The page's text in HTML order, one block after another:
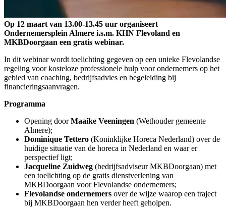
Op 12 maart van 13.00-13.45 uur organiseert
Ondernemersplein Almere i.s.m. KHN Flevoland en
MKBDoorgaan een gratis webinar.
In dit webinar wordt toelichting gegeven op een unieke Flevolandse
regeling voor kosteloze professionele hulp voor ondernemers op het
gebied van coaching, bedrijfsadvies en begeleiding bij
financieringsaanvragen.
Programma
Opening doorMaaike Veeningen (Wethouder gemeente
Almere);
Dominique Tettero (Koninklijke Horeca Nederland) over de
huidige situatie van de horeca in Nederland en waar er
perspectief ligt;
Jacqueline Zuidweg (bedrijfsadviseur MKBDoorgaan) met
een toelichting op de gratis dienstverlening van
MKBDoorgaan voor Flevolandse ondernemers;
Flevolandse ondernemers over de wijze waarop een traject
bij MKBDoorgaan hen verder heeft geholpen.